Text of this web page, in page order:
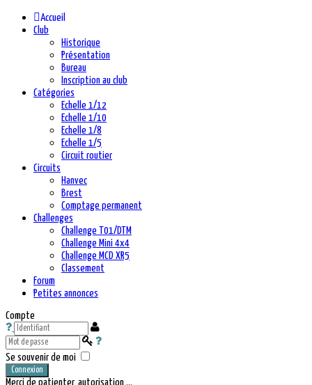
Accueil
Club
Historique
Présentation
Bureau
Inscription au club
Catégories
Echelle 1/12
Echelle 1/10
Echelle 1/8
Echelle 1/5
Circuit routier
Circuits
Hanvec
Brest
Comptage permanent
Challenges
Challenge T01/DTM
Challenge Mini 4x4
Challenge MCD XR5
Classement
Forum
Petites annonces
Compte
Se souvenir de moi
Connexion
Merci de patienter, autorisation ...
précédente
précédent
suivante
suivant